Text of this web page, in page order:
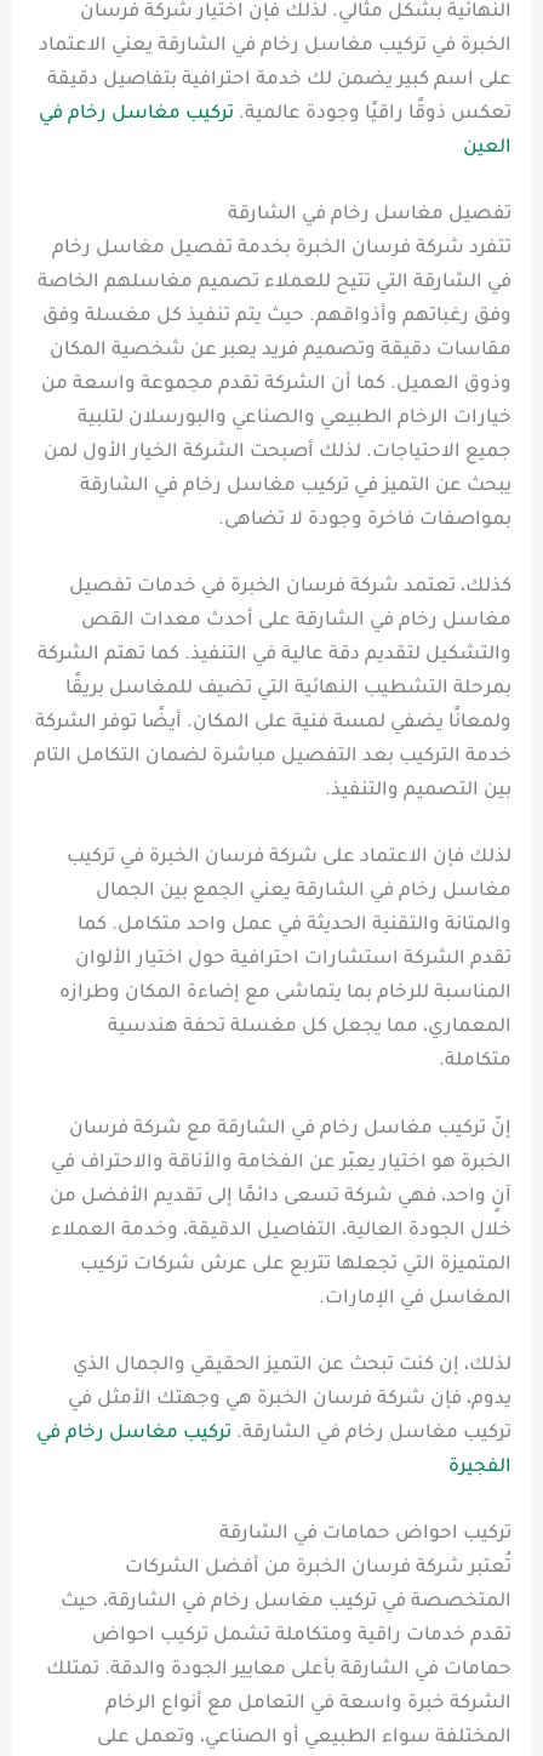
النهائية بشكل مثالي. لذلك فإن اختيار شركة فرسان
الخبرة في تركيب مغاسل رخام في الشارقة يعني الاعتماد
على اسم كبير يضمن لك خدمة احترافية بتفاصيل دقيقة
تعكس ذوقًا راقيًا وجودة عالمية. تركيب مغاسل رخام في
العين
تفصيل مغاسل رخام في الشارقة
تتفرد شركة فرسان الخبرة بخدمة تفصيل مغاسل رخام
في الشارقة التي تتيح للعملاء تصميم مغاسلهم الخاصة
وفق رغباتهم وأذواقهم. حيث يتم تنفيذ كل مغسلة وفق
مقاسات دقيقة وتصميم فريد يعبر عن شخصية المكان
وذوق العميل. كما أن الشركة تقدم مجموعة واسعة من
خيارات الرخام الطبيعي والصناعي والبورسلان لتلبية
جميع الاحتياجات. لذلك أصبحت الشركة الخيار الأول لمن
يبحث عن التميز في تركيب مغاسل رخام في الشارقة
بمواصفات فاخرة وجودة لا تضاهى.
كذلك، تعتمد شركة فرسان الخبرة في خدمات تفصيل
مغاسل رخام في الشارقة على أحدث معدات القص
والتشكيل لتقديم دقة عالية في التنفيذ. كما تهتم الشركة
بمرحلة التشطيب النهائية التي تضيف للمغاسل بريقًا
ولمعانًا يضفي لمسة فنية على المكان. أيضًا توفر الشركة
خدمة التركيب بعد التفصيل مباشرة لضمان التكامل التام
بين التصميم والتنفيذ.
لذلك فإن الاعتماد على شركة فرسان الخبرة في تركيب
مغاسل رخام في الشارقة يعني الجمع بين الجمال
والمتانة والتقنية الحديثة في عمل واحد متكامل. كما
تقدم الشركة استشارات احترافية حول اختيار الألوان
المناسبة للرخام بما يتماشى مع إضاءة المكان وطرازه
المعماري، مما يجعل كل مغسلة تحفة هندسية
متكاملة.
إنّ تركيب مغاسل رخام في الشارقة مع شركة فرسان
الخبرة هو اختيار يعبّر عن الفخامة والأناقة والاحتراف في
آنٍ واحد، فهي شركة تسعى دائمًا إلى تقديم الأفضل من
خلال الجودة العالية، التفاصيل الدقيقة، وخدمة العملاء
المتميزة التي تجعلها تتربع على عرش شركات تركيب
المغاسل في الإمارات.
لذلك، إن كنت تبحث عن التميز الحقيقي والجمال الذي
يدوم، فإن شركة فرسان الخبرة هي وجهتك الأمثل في
تركيب مغاسل رخام في الشارقة. تركيب مغاسل رخام في
الفجيرة
تركيب احواض حمامات في الشارقة
تُعتبر شركة فرسان الخبرة من أفضل الشركات
المتخصصة في تركيب مغاسل رخام في الشارقة، حيث
تقدم خدمات راقية ومتكاملة تشمل تركيب احواض
حمامات في الشارقة بأعلى معايير الجودة والدقة. تمتلك
الشركة خبرة واسعة في التعامل مع أنواع الرخام
المختلفة سواء الطبيعي أو الصناعي، وتعمل على